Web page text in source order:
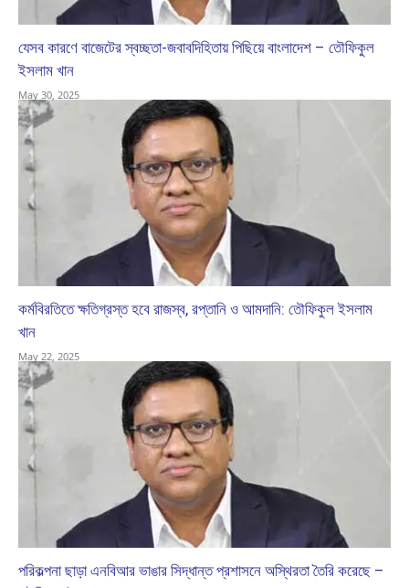
যেসব কারণে বাজেটের স্বচ্ছতা-জবাবদিহিতায় পিছিয়ে বাংলাদেশ – তৌফিকুল
ইসলাম খান
May 30, 2025
কর্মবিরতিতে ক্ষতিগ্রস্ত হবে রাজস্ব, রপ্তানি ও আমদানি: তৌফিকুল ইসলাম
খান
May 22, 2025
পরিকল্পনা ছাড়া এনবিআর ভাঙার সিদ্ধান্ত প্রশাসনে অস্থিরতা তৈরি করেছে –